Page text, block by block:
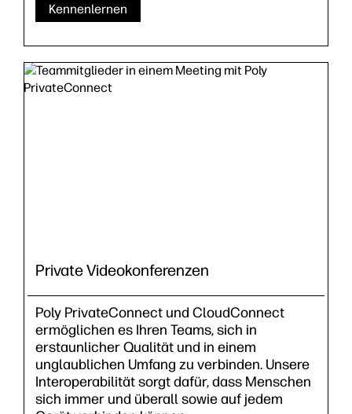
Kennenlernen
Private Videokonferenzen
Poly PrivateConnect und CloudConnect
ermöglichen es Ihren Teams, sich in
erstaunlicher Qualität und in einem
unglaublichen Umfang zu verbinden. Unsere
Interoperabilität sorgt dafür, dass Menschen
sich immer und überall sowie auf jedem